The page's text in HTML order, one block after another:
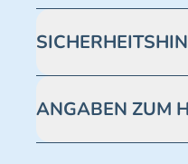
ANGABEN ZUM